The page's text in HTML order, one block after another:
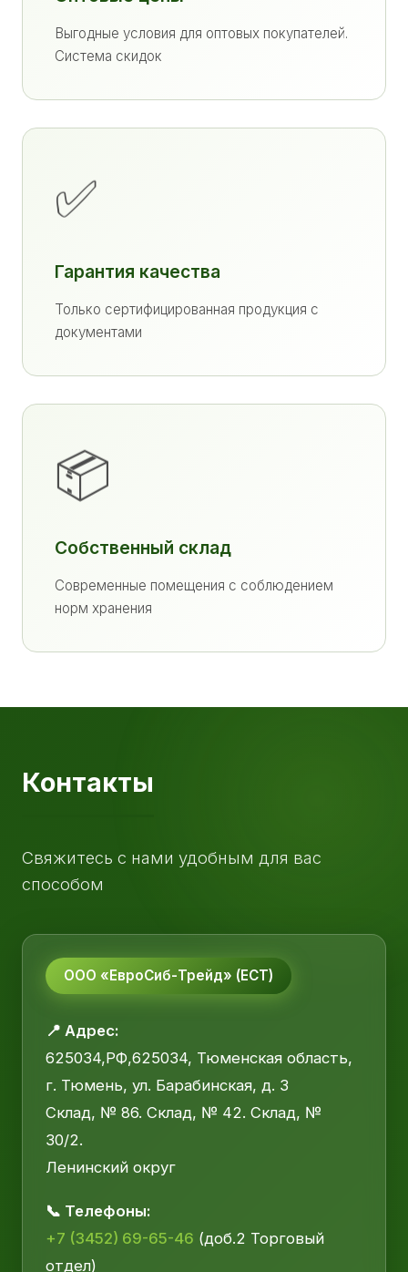
Выгодные условия для оптовых покупателей.
Система скидок
✅
Гарантия качества
Только сертифицированная продукция с
документами
📦
Собственный склад
Современные помещения с соблюдением
норм хранения
Контакты
Свяжитесь с нами удобным для вас
способом
ООО «ЕвроСиб-Трейд» (ЕСТ)
📍 Адрес:
625034,РФ,625034, Тюменская область,
г. Тюмень, ул. Барабинская, д. 3
Склад, № 86. Склад, № 42. Склад, №
30/2.
Ленинский округ
📞 Телефоны:
+7 (3452) 69-65-46 (доб.2 Торговый
отдел)